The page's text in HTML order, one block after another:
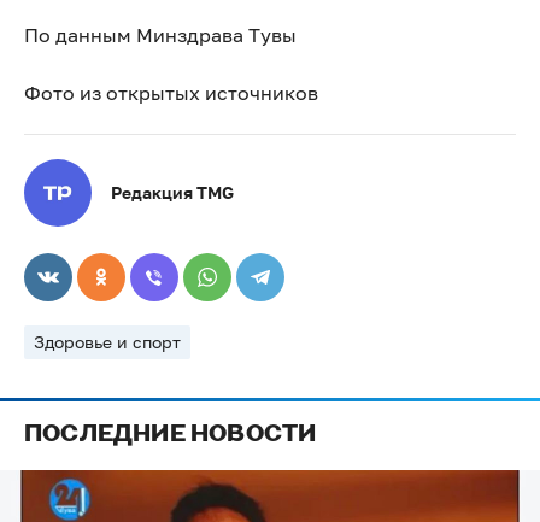
По данным Минздрава Тувы
Фото из открытых источников
Редакция TMG
Здоровье и спорт
ПОСЛЕДНИЕ НОВОСТИ